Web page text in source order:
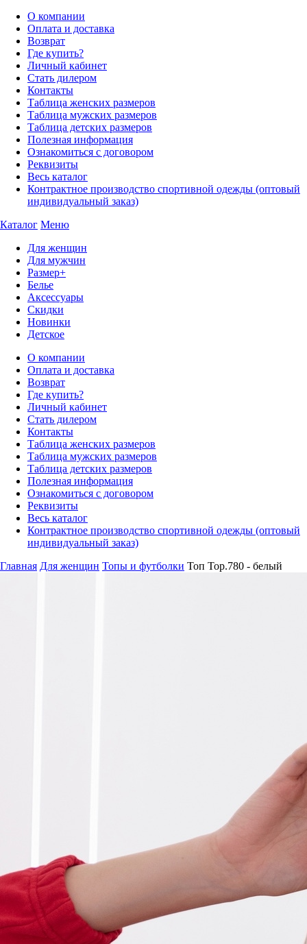
О компании
Оплата и доставка
Возврат
Где купить?
Личный кабинет
Стать дилером
Контакты
Таблица женских размеров
Таблица мужских размеров
Таблица детских размеров
Полезная информация
Ознакомиться с договором
Реквизиты
Весь каталог
Контрактное производство спортивной одежды (оптовый
индивидуальный заказ)
Каталог Меню
Для женщин
Для мужчин
Размер+
Белье
Аксессуары
Скидки
Новинки
Детское
О компании
Оплата и доставка
Возврат
Где купить?
Личный кабинет
Стать дилером
Контакты
Таблица женских размеров
Таблица мужских размеров
Таблица детских размеров
Полезная информация
Ознакомиться с договором
Реквизиты
Весь каталог
Контрактное производство спортивной одежды (оптовый
индивидуальный заказ)
Главная Для женщин Топы и футболки Топ Top.780 - белый